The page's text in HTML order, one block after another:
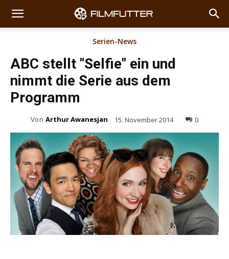
Serien-News
ABC stellt "Selfie" ein und
nimmt die Serie aus dem
Programm
Von Arthur Awanesjan 15. November 2014 0